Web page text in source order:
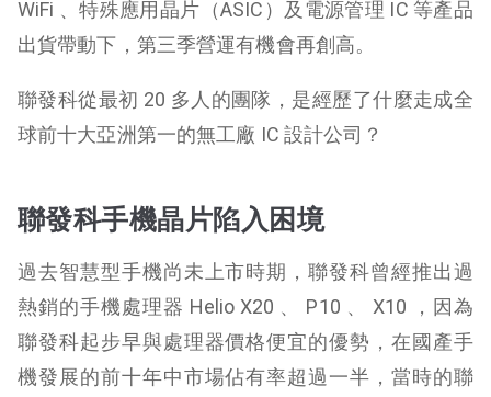
WiFi 、特殊應用晶片（ASIC）及電源管理 IC 等產品
出貨帶動下，第三季營運有機會再創高。
聯發科從最初 20 多人的團隊，是經歷了什麼走成全
球前十大亞洲第一的無工廠 IC 設計公司？
聯發科手機晶片陷入困境
過去智慧型手機尚未上市時期，聯發科曾經推出過
熱銷的手機處理器 Helio X20 、 P10 、 X10 ，因為
聯發科起步早與處理器價格便宜的優勢，在國產手
機發展的前十年中市場佔有率超過一半，當時的聯